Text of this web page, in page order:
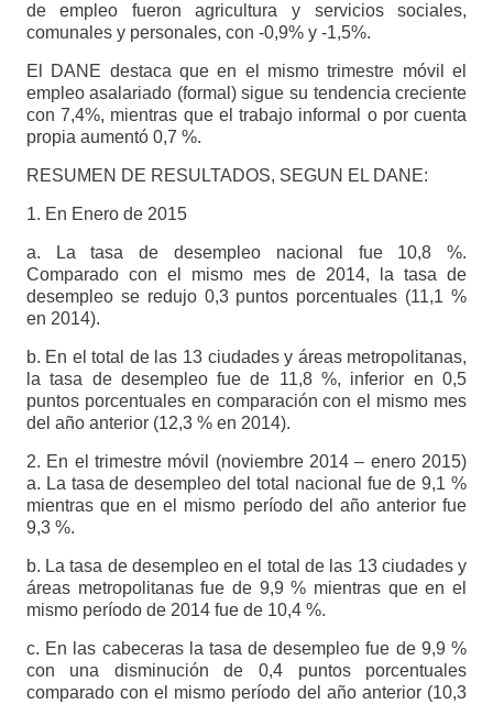
de empleo fueron agricultura y servicios sociales,
comunales y personales, con -0,9% y -1,5%.
El DANE destaca que en el mismo trimestre móvil el
empleo asalariado (formal) sigue su tendencia creciente
con 7,4%, mientras que el trabajo informal o por cuenta
propia aumentó 0,7 %.
RESUMEN DE RESULTADOS, SEGUN EL DANE:
1. En Enero de 2015
a. La tasa de desempleo nacional fue 10,8 %.
Comparado con el mismo mes de 2014, la tasa de
desempleo se redujo 0,3 puntos porcentuales (11,1 %
en 2014).
b. En el total de las 13 ciudades y áreas metropolitanas,
la tasa de desempleo fue de 11,8 %, inferior en 0,5
puntos porcentuales en comparación con el mismo mes
del año anterior (12,3 % en 2014).
2. En el trimestre móvil (noviembre 2014 – enero 2015)
a. La tasa de desempleo del total nacional fue de 9,1 %
mientras que en el mismo período del año anterior fue
9,3 %.
b. La tasa de desempleo en el total de las 13 ciudades y
áreas metropolitanas fue de 9,9 % mientras que en el
mismo período de 2014 fue de 10,4 %.
c. En las cabeceras la tasa de desempleo fue de 9,9 %
con una disminución de 0,4 puntos porcentuales
comparado con el mismo período del año anterior (10,3